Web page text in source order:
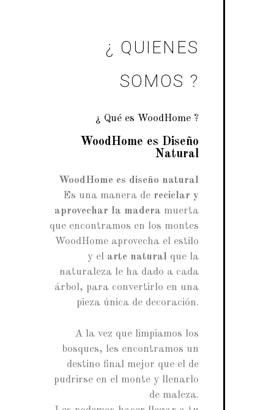
¿ QUIENES
SOMOS ?
¿ Qué es WoodHome ?
WoodHome es Diseño
Natural
WoodHome es diseño natural
Es una manera de reciclar y
aprovechar la madera muerta
que encontramos en los montes
WoodHome aprovecha el estilo
y el arte natural que la
naturaleza le ha dado a cada
árbol, para convertirlo en una
pieza única de decoración.
A la vez que limpiamos los
bosques, les encontramos un
destino final mejor que el de
pudrirse en el monte y llenarlo
de maleza.